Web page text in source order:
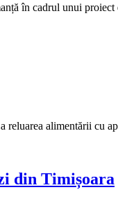
în cadrul unui
reluarea alimentării cu
din Timișoara